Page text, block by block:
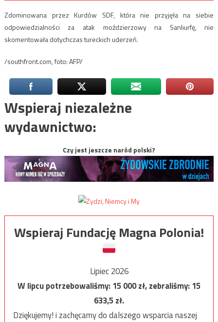
Zdominowana przez Kurdów SDF, która nie przyjęła na siebie
odpowiedzialności za atak moździerzowy na Sanlıurfę, nie
skomentowała dotychczas tureckich uderzeń.
/southfront.com, foto: AFP/
Wspieraj niezależne
wydawnictwo:
Czy jest jeszcze naród polski?
Wspieraj Fundację Magna Polonia!
Lipiec 2026
W lipcu potrzebowaliśmy:15 000zł, zebraliśmy:15
633,5zł.
Dziękujemy! i zachęcamy do dalszego wsparcia naszej